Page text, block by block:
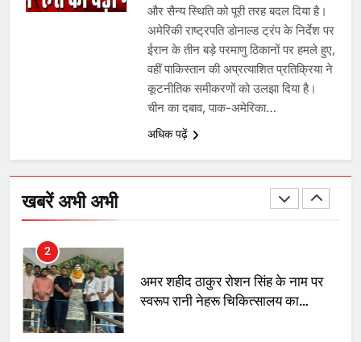
और सैन्य स्थिति को पूरी तरह बदल दिया है।
अमेरिकी राष्ट्रपति डोनाल्ड ट्रंप के निर्देश पर
ईरान के तीन बड़े परमाणु ठिकानों पर हमले हुए,
वहीं पाकिस्तान की अप्रत्याशित प्रतिक्रिया ने
कूटनीतिक समीकरणों को उलझा दिया है।
चीन का दबाव, पाक-अमेरिका…
अधिक पढ़ें
खबरें अभी अभी
8
चुनाव से पहले लालू परिवार पर बड़ा झटका,
दिल्ली कोर्ट ने IRCTC घोटाले में आरोप
तय किए
स्वरूप रानी नेहरू चिकित्सालय का
नामकरण करने की मांग को लेकर
3